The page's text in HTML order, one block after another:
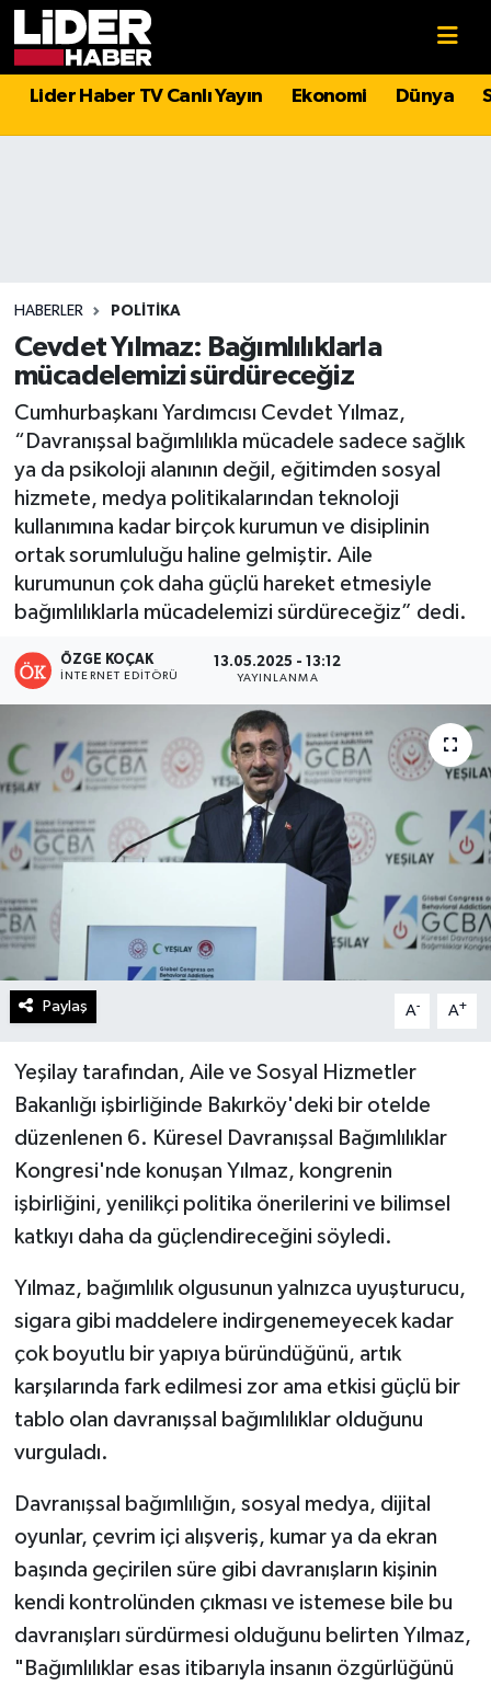
Lider Haber TV Canlı Yayın Ekonomi Dünya
HABERLER POLITIKA
Cevdet Yılmaz: Bağımlılıklarla
mücadelemizi sürdüreceğiz
Cumhurbaşkanı Yardımcısı Cevdet Yılmaz,
“Davranışsal bağımlılıkla mücadele sadece sağlık
ya da psikoloji alanının değil, eğitimden sosyal
hizmete, medya politikalarından teknoloji
kullanımına kadar birçok kurumun ve disiplinin
ortak sorumluluğu haline gelmiştir. Aile
kurumunun çok daha güçlü hareket etmesiyle
bağımlılıklarla mücadelemizi sürdüreceğiz” dedi.
ÖZGE KOÇAK
İNTERNET EDITÖRÜ
13.05.2025 - 13:12
YAYINLANMA
Paylaş A- A+
Yeşilay tarafından, Aile ve Sosyal Hizmetler
Bakanlığı işbirliğinde Bakırköy'deki bir otelde
düzenlenen 6. Küresel Davranışsal Bağımlılıklar
Kongresi'nde konuşan Yılmaz, kongrenin
işbirliğini, yenilikçi politika önerilerini ve bilimsel
katkıyı daha da güçlendireceğini söyledi.
Yılmaz, bağımlılık olgusunun yalnızca uyuşturucu,
sigara gibi maddelere indirgenemeyecek kadar
çok boyutlu bir yapıya büründüğünü, artık
karşılarında fark edilmesi zor ama etkisi güçlü bir
tablo olan davranışsal bağımlılıklar olduğunu
vurguladı.
Davranışsal bağımlılığın, sosyal medya, dijital
oyunlar, çevrim içi alışveriş, kumar ya da ekran
başında geçirilen süre gibi davranışların kişinin
kendi kontrolünden çıkması ve istemese bile bu
davranışları sürdürmesi olduğunu belirten Yılmaz,
"Bağımlılıklar esas itibarıyla insanın özgürlüğünü
Politika
Magazin
Spor
Sağlık
Teknoloji
Turizm
Kültür - Sanat
Hava Durumu
Süper Lig Puan Durumu ve Fikstür
Tüm Manşetler
Son Dakika Haberleri
Haber Arşivi